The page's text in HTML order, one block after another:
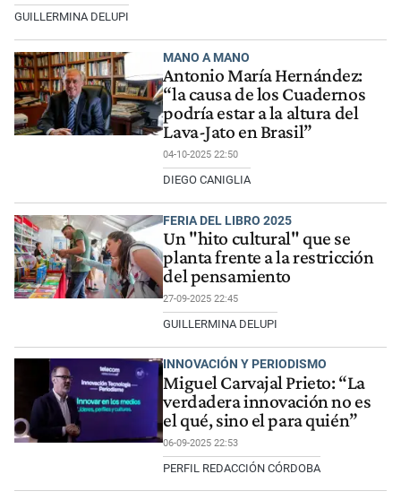
GUILLERMINA DELUPI
MANO A MANO
Antonio María Hernández:
“la causa de los Cuadernos
podría estar a la altura del
Lava-Jato en Brasil”
04-10-2025 22:50
DIEGO CANIGLIA
FERIA DEL LIBRO 2025
Un "hito cultural" que se
planta frente a la restricción
del pensamiento
27-09-2025 22:45
GUILLERMINA DELUPI
INNOVACIÓN Y PERIODISMO
Miguel Carvajal Prieto: “La
verdadera innovación no es
el qué, sino el para quién”
06-09-2025 22:53
PERFIL REDACCIÓN CÓRDOBA